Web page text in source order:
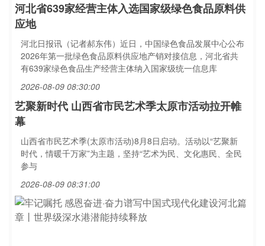
河北省639家经营主体入选国家级绿色食品原料供
应地
河北日报讯（记者郝东伟）近日，中国绿色食品发展中心公布
2026年第一批绿色食品原料供应地产销对接信息，河北省共
有639家绿色食品生产经营主体纳入国家级统一信息库
2026-08-09 08:30:00
艺聚新时代 山西省市民艺术季太原市活动拉开帷
幕
山西省市民艺术季(太原市活动)8月8日启动。活动以“艺聚新
时代，情暖千万家”为主题，坚持“艺术为民、文化惠民、全民
参与
2026-08-09 08:31:00